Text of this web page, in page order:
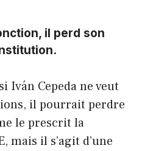
il perd son
Iván Cepeda ne veut
il pourrait perdre
le prescrit la
mais il s’agit d’une